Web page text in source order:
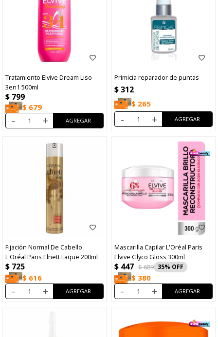
Tratamiento Elvive Dream Liso
3en1 500ml
$ 799
$ 679
- +
Primicia reparador de puntas
$312
$ 265
- +
Fijación Normal De Cabello
L'Oréal Paris Elnett Laque 200ml
$ 725
$ 616
- +
Mascarilla Capilar L'Oréal Paris
Elvive Glyco Gloss 300ml
$ 447 $689 35
$ 380
- +